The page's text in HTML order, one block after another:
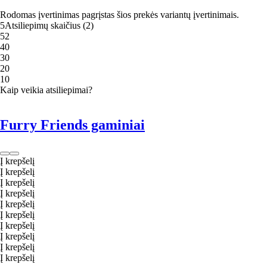
Rodomas įvertinimas pagrįstas šios prekės variantų įvertinimais.
5Atsiliepimų skaičius (2)
52
40
30
20
10
Kaip veikia atsiliepimai?
Furry Friends gaminiai
Į krepšelį
Į krepšelį
Į krepšelį
Į krepšelį
Į krepšelį
Į krepšelį
Į krepšelį
Į krepšelį
Į krepšelį
Į krepšelį